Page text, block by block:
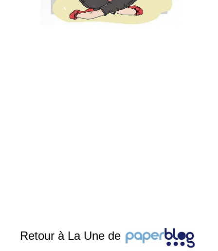
Retour à La Une de